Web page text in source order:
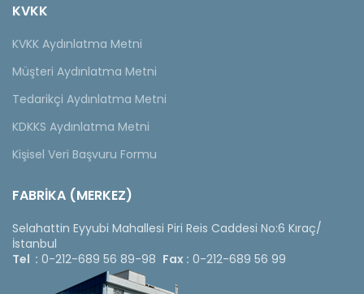
KVKK
KVKK Aydınlatma Metni
Müşteri Aydınlatma Metni
Tedarikçi Aydınlatma Metni
KDKKS Aydınlatma Metni
Kişisel Veri Başvuru Formu
FABRİKA (MERKEZ)
Selahattin Eyyubi Mahallesi Piri Reis Caddesi No:6 Kıraç/
İstanbul
Tel : 0-212-689 56 89-98 Fax : 0-212-689 56 99